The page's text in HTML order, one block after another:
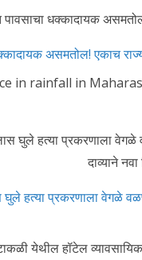
असमतोल! एकाच
in rainfall in
हत्या प्रकरणाला वेगळे
येथील हॉटेल